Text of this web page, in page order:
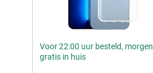
Voor 22:00 uur besteld, morgen
gratis in huis